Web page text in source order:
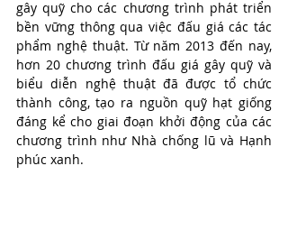
gây quỹ cho các chương trình phát triển
bền vững thông qua việc đấu giá các tác
phẩm nghệ thuật. Từ năm 2013 đến nay,
hơn 20 chương trình đấu giá gây quỹ và
biểu diễn nghệ thuật đã được tổ chức
thành công, tạo ra nguồn quỹ hạt giống
đáng kể cho giai đoạn khởi động của các
chương trình như Nhà chống lũ và Hạnh
phúc xanh.